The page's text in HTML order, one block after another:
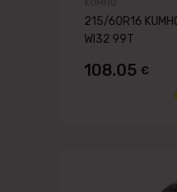
215/60R16
WI32 99T
108.05 €